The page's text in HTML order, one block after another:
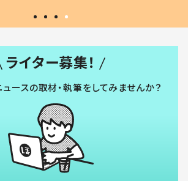
ライター募集！
ースの取材・執筆をしてみませんか？